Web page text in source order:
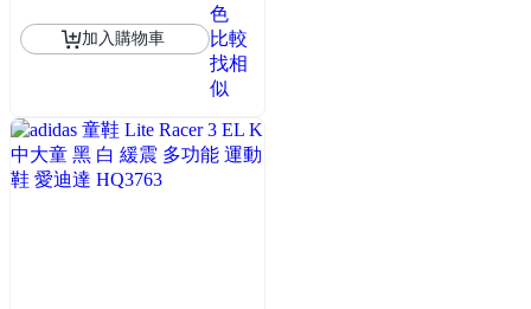
加入購物車
色
比較
找相
似